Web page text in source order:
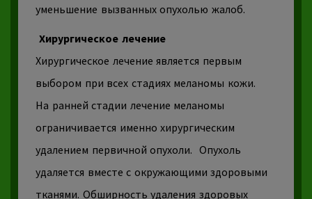
уменьшение вызванных опухолью жалоб.
Хирургическое лечение
Хирургическое лечениеявляется первым
выбором при всех стадиях меланомы кожи.
На ранней стадии лечение меланомы
ограничивается именно хирургическим
удалением первичной опухоли. Опухоль
удаляется вместе с окружающими здоровыми
тканями. Обширность удаления здоровых